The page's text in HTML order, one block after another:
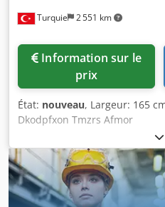
Turquie 2 551 km
prix
État: nouveau, Largeur: 165
Dkodpfxon Tmzrs Afmor